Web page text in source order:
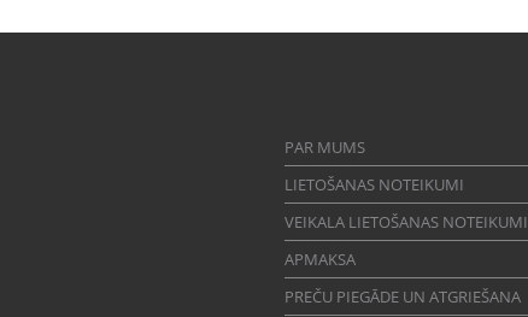
PAR MUMS
LIETOŠANAS NOTEIKUMI
VEIKALA LIETOŠANAS NOTEIKUMI
APMAKSA
PREČU PIEGĀDE UN ATGRIEŠANA